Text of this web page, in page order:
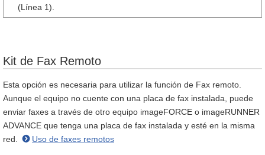
(Línea 1).
Kit de Fax Remoto
Esta opción es necesaria para utilizar la función de Fax remoto.
Aunque el equipo no cuente con una placa de fax instalada, puede
enviar faxes a través de otro equipo imageFORCE o imageRUNNER
ADVANCE que tenga una placa de fax instalada y esté en la misma
red.
Uso de faxes remotos